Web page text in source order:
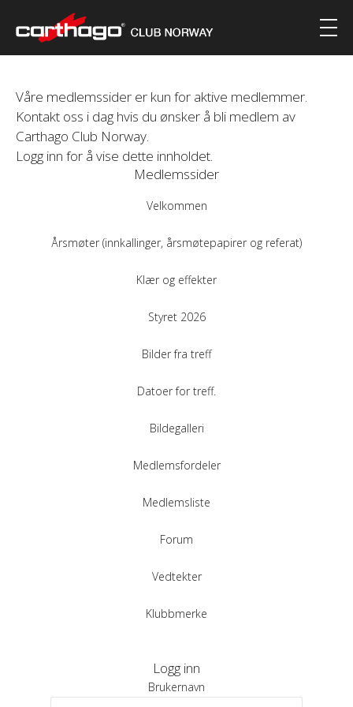
Våre medlemssider er kun for aktive medlemmer.
Kontakt oss i dag hvis du ønsker å bli medlem av
Carthago Club Norway.
Logg inn for å vise dette innholdet.
Medlemssider
Velkommen
Årsmøter (innkallinger, årsmøtepapirer og referat)
Klær og effekter
Styret 2026
Bilder fra treff
Datoer for treff.
Bildegalleri
Medlemsfordeler
Medlemsliste
Forum
Vedtekter
Klubbmerke
Logg inn
Brukernavn